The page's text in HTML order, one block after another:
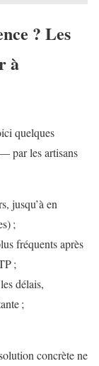
? Les
à
quelques
par les artisans
jusqu’à en
;
fréquents après
;
délais,
;
concrète ne